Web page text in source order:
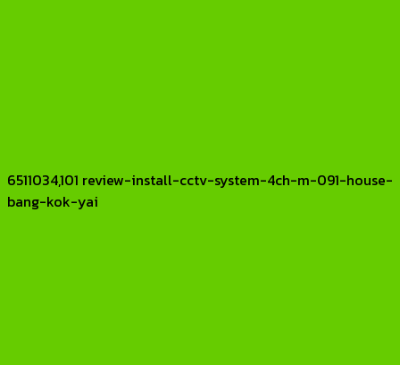
6511034,101 review-install-cctv-system-4ch-m-091-house-
bang-kok-yai